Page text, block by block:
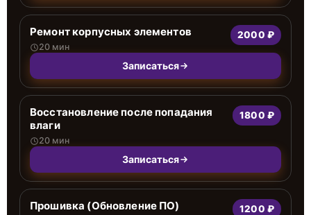
Ремонт корпусных элементов
20 мин
2000 ₽
Записаться
Восстановление после попадания
влаги
20 мин
1800 ₽
Записаться
Прошивка (Обновление ПО) 1200 ₽